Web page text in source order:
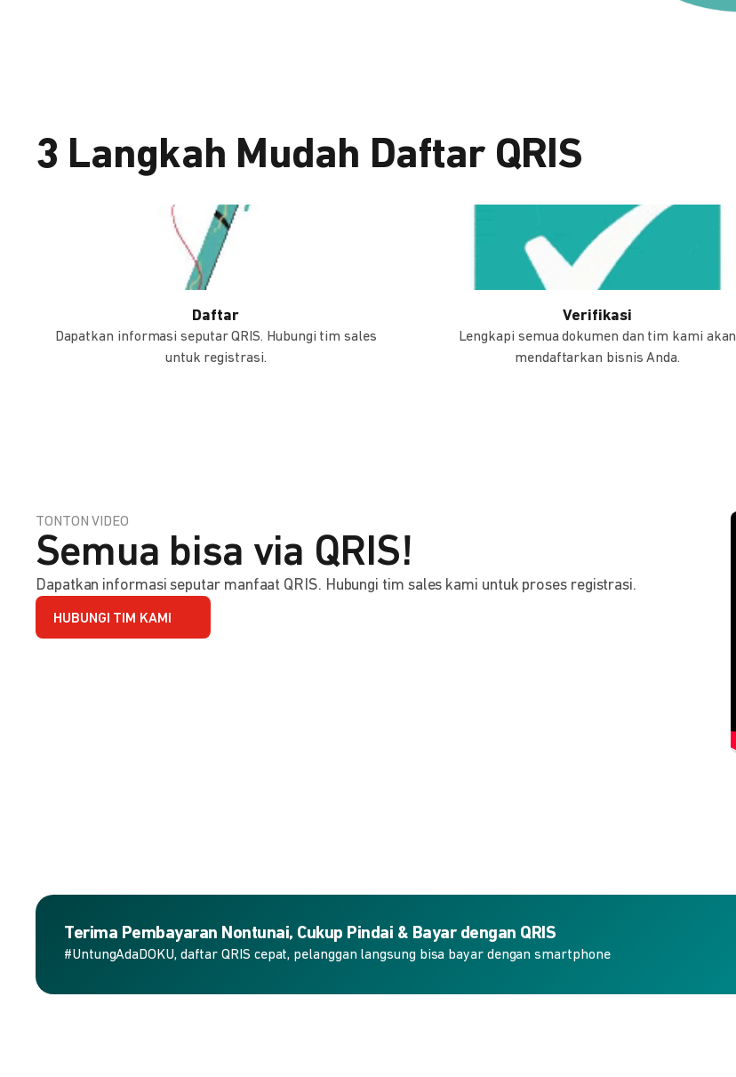
3 Langkah Mudah Daftar QRIS
Daftar
Dapatkan informasi seputar QRIS. Hubungi tim sales
untuk registrasi.
Verifikasi
Lengkapi semua dokumen dan tim kami akan
mendaftarkan bisnis Anda.
TONTON VIDEO
Semua bisa via QRIS!
Dapatkan informasi seputar manfaat QRIS. Hubungi tim sales kami untuk proses registrasi.
HUBUNGI TIM KAMI
Terima Pembayaran Nontunai, Cukup Pindai & Bayar dengan QRIS
#UntungAdaDOKU, daftar QRIS cepat, pelanggan langsung bisa bayar dengan smartphone